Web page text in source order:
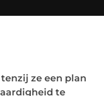
ze een plan
te